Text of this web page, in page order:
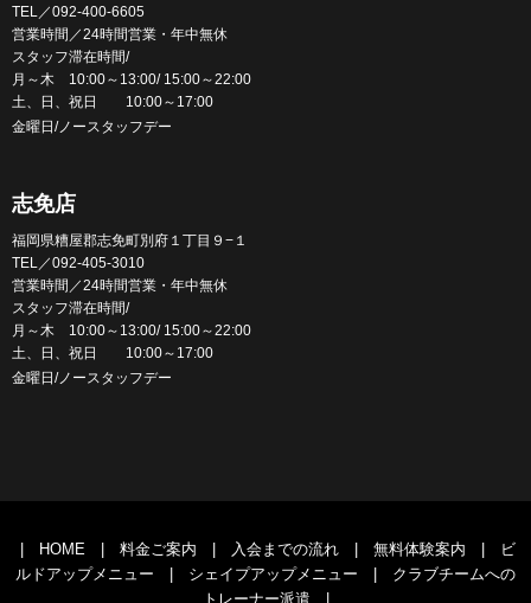
TEL／092-400-6605
営業時間／24時間営業・年中無休
スタッフ滞在時間/
月～木 10:00～13:00/ 15:00～22:00
土、日、祝日 10:00～17:00
金曜日/ノースタッフデー
志免店
福岡県糟屋郡志免町別府１丁目９−１
TEL／092-405-3010
営業時間／24時間営業・年中無休
スタッフ滞在時間/
月～木 10:00～13:00/ 15:00～22:00
土、日、祝日 10:00～17:00
金曜日/ノースタッフデー
HOME 料金ご案内 入会までの流れ 無料体験案内
ビ
ルドアップメニュー
シェイプアップメニュー
クラブチームへの
トレーナー派遣